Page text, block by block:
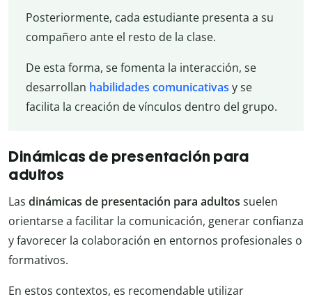
Posteriormente, cada estudiante presenta a su
compañero ante el resto de la clase.
De esta forma, se fomenta la interacción, se
desarrollan habilidades comunicativas y se
facilita la creación de vínculos dentro del grupo.
Dinámicas de presentación para
adultos
Las dinámicas de presentación para adultos suelen
orientarse a facilitar la comunicación, generar confianza
y favorecer la colaboración en entornos profesionales o
formativos.
En estos contextos, es recomendable utilizar